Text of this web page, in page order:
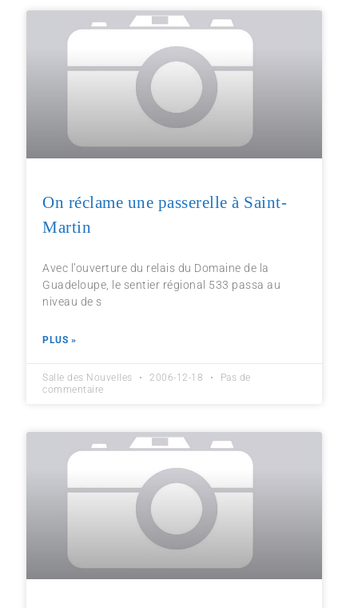
On réclame une passerelle à Saint-
Martin
Avec l’ouverture du relais du Domaine de la
Guadeloupe, le sentier régional 533 passa au
niveau de s
PLUS »
Salle des Nouvelles 2006-12-18
Pas de
commentaire